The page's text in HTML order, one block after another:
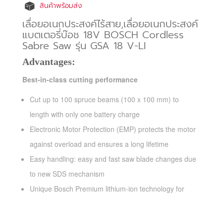
สินค้าพร้อมส่ง
เลื่อยอเนกประสงค์ไร้สาย,เลื่อยอเนกประสงค์
แบตเตอรี่บ๊อช 18V BOSCH Cordless
Sabre Saw รุ่น GSA 18 V-LI
Advantages:
Best-in-class cutting performance
Cut up to 100 spruce beams (100 x 100 mm) to
length with only one battery charge
Electronic Motor Protection (EMP) protects the motor
against overload and ensures a long lifetime
Easy handling: easy and fast saw blade changes due
to new SDS mechanism
Unique Bosch Premium lithium-ion technology for